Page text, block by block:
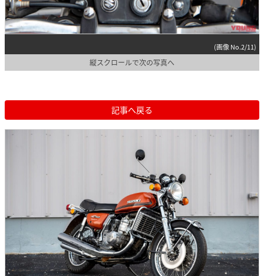
(画像 No.2/11)
縦スクロールで次の写真へ
記事へ戻る